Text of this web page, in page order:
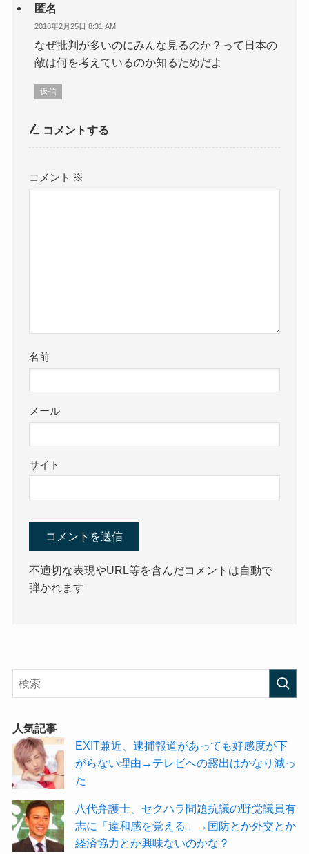
匿名
2018年2月25日 8:31 AM
なぜ批判が多いのにみんな見るのか？って日本の
敵は何を考えているのか知るためだよ
返信
コメントする
コメント ※
名前
メール
サイト
不適切な表現やURL等を含んだコメントは自動で
弾かれます
人気記事
EXIT兼近、逮捕報道があっても好感度が下
がらない理由→テレビへの露出はかなり減っ
た
八代弁護士、セクハラ問題抗議の野党議員有
志に「違和感を覚える」→国防とか外交とか
経済協力とか興味ないのかな？